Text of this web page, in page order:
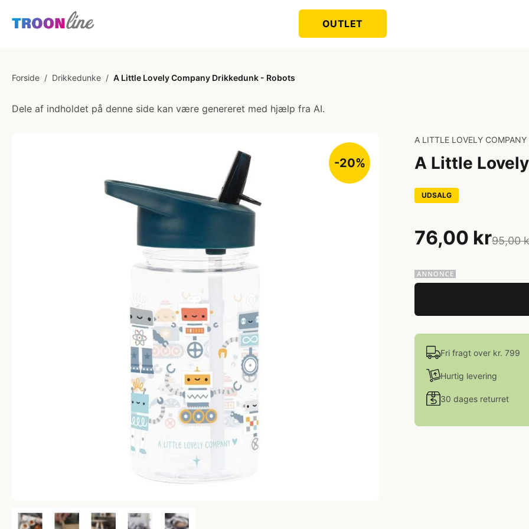
OUTLET
Forside / Drikkedunke / A Little Lovely Company Drikkedunk - Robots
Dele af indholdet på denne side kan være genereret med hjælp fra AI.
-20%
A LITTLE LOVELY COMPANY
A Little
UDSALG
76,00 kr95,00
Fri fragt over kr. 799
Hurtig levering
30 dages returret